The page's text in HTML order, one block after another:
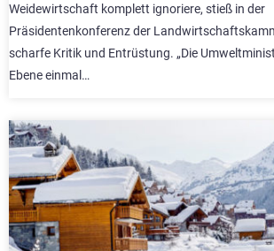
Weidewirtschaft komplett ignoriere, stieß in der
Präsidentenkonferenz der
scharfe Kritik und Entrüstung. „Die
Ebene einmal…